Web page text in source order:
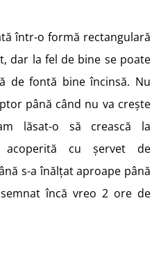
într-o formă rectangulară
dar la fel de bine se poate
de fontă bine încinsă. Nu
până când nu va crește
lăsat-o să crească la
acoperită cu șervet de
s-a înălțat aproape până
încă vreo 2 ore de